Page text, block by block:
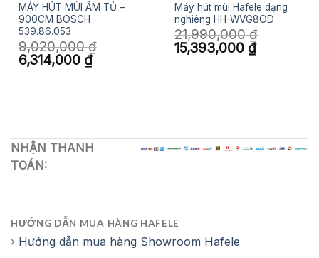
MÁY HÚT MÙI ÂM TỦ –
900CM BOSCH
539.86.053
9,020,000₫
Giá
gốc
6,314,000 ₫Giá
hiện
Máy hút mùi Hafele dạng
nghiêng HH-WVG8OD
21,990,000₫
Giá
gốc
15,393,000 ₫Giá
hiện
NHẬN THANH
TOÁN:
HƯỚNG DẪN MUA HÀNG HAFELE
Hướng dẫn mua hàng Showroom Hafele